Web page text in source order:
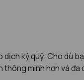
ký quỹ. Cho dù
minh hơn và